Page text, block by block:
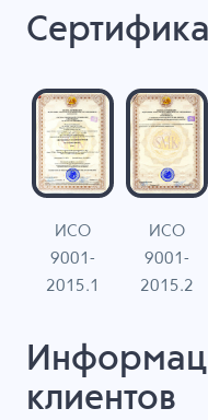
ИСО
9001-
2015.1
ИСО
9001-
2015.2
клиентов